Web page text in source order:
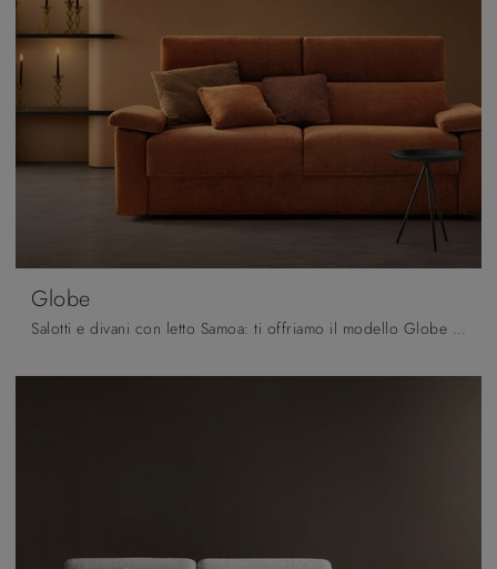
Globe
Salotti e divani con letto Samoa: ti offriamo il modello Globe in tessuto per valorizzare il soggiorno.